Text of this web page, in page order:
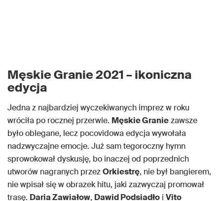
Męskie Granie 2021 – ikoniczna
edycja
Jedna z najbardziej wyczekiwanych imprez w roku
wróciła po rocznej przerwie. Męskie Graniezawsze
było oblegane, lecz pocovidowa edycja wywołała
nadzwyczajne emocje. Już sam tegoroczny hymn
sprowokował dyskusję, bo inaczej od poprzednich
utworów nagranych przezOrkiestrę, nie był bangierem,
nie wpisał się w obrazek hitu, jaki zazwyczaj promował
trasę. Daria Zawiałow, Dawid Podsiadło i Vito